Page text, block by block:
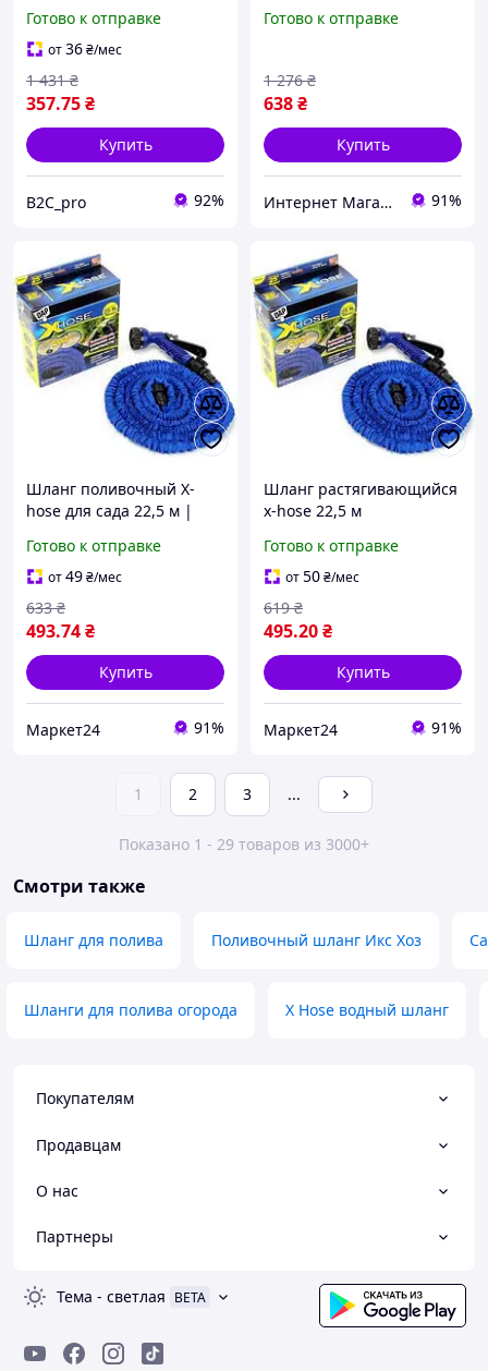
поливочный шланг
Готово к отправке
от36₴/мес
357.75₴
1 431 ₴
Купить
B2C_pro 92%
поливочный шланг для
Готово к отправке
638₴
1 276 ₴
Купить
Интернет Магазин "StepShop" 91%
Шланг поливочный X-
hose для сада 22,5 м |
насадкой распылителем 7
режимов
Готово к отправке
от49₴/мес
493.74₴
633 ₴
Купить
Маркет24 91%
Шланг растягивающийся
x-hose 22,5 м
Покет Хос с поливочной
насадкой
Готово к отправке
от50₴/мес
495.20₴
619 ₴
Купить
Маркет24 91%
1 2 3 ...
Показано 1 - 29 товаров из 3000+
Смотри также
Шланг для полива Поливочный шланг Икс Хоз
Шланги для полива огорода X Hose водный шланг
Покупателям
Продавцам
О нас
Партнеры
Тема - светлая BETA